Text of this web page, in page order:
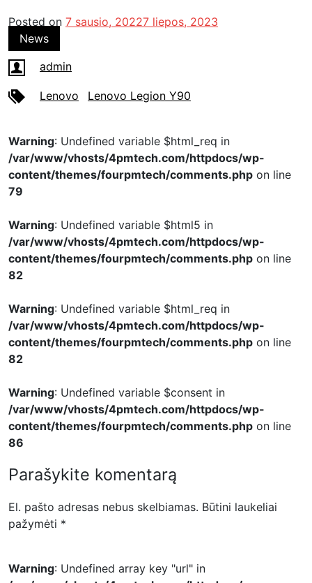
Posted on 7 sausio, 20227 liepos, 2023
News
admin
Lenovo Lenovo Legion Y90
Warning: Undefined variable $html_req in
/var/www/vhosts/4pmtech.com/httpdocs/wp-
content/themes/fourpmtech/comments.php on line
79
Warning: Undefined variable $html5 in
/var/www/vhosts/4pmtech.com/httpdocs/wp-
content/themes/fourpmtech/comments.php on line
82
Warning: Undefined variable $html_req in
/var/www/vhosts/4pmtech.com/httpdocs/wp-
content/themes/fourpmtech/comments.php on line
82
Warning: Undefined variable $consent in
/var/www/vhosts/4pmtech.com/httpdocs/wp-
content/themes/fourpmtech/comments.php on line
86
Parašykite komentarą
El. pašto adresas nebus skelbiamas. Būtini laukeliai
pažymėti *
Warning: Undefined array key "url" in